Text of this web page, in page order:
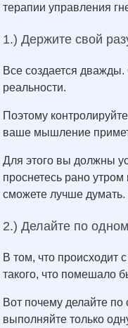
терапии управления
1.) Держите свой
Все создается
реальности.
Поэтому
ваше мышление
Для этого вы должны
проснетесь рано
сможете лучше думать.
2.) Делайте по
В том, что происходит
такого, что помешало
Вот почему делайте по
выполняйте только